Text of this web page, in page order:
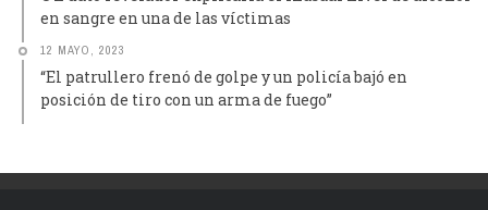
en sangre en una de las víctimas
12 MAYO, 2023
“El patrullero frenó de golpe y un policía bajó en
posición de tiro con un arma de fuego”